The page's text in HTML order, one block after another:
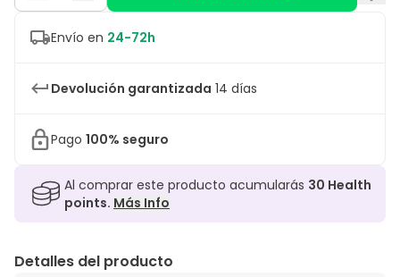
Envío en 24-72h
Devolución garantizada 14 días
Pago 100% seguro
Al comprar este producto acumularás 30 Health
points. Más Info
Detalles del producto